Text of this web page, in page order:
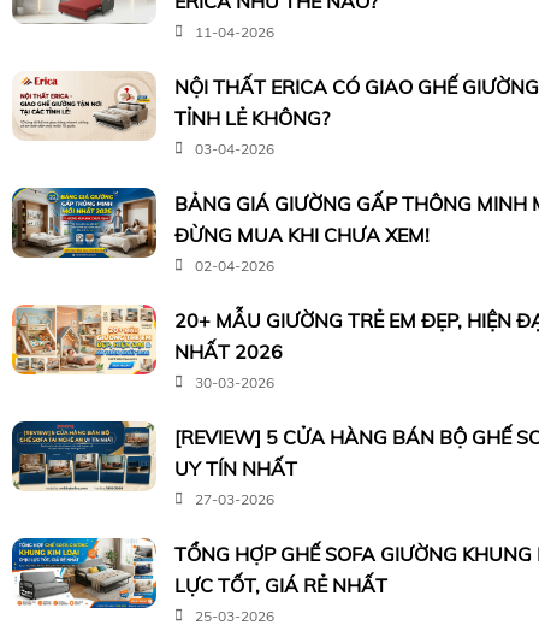
11-04-2026
NỘI THẤT ERICA CÓ GIAO GHẾ
TỈNH LẺ KHÔNG?
03-04-2026
BẢNG GIÁ GIƯỜNG GẤP THÔNG
ĐỪNG MUA KHI CHƯA XEM!
02-04-2026
20+ MẪU GIƯỜNG TRẺ EM ĐẸP, HIỆN
NHẤT 2026
30-03-2026
[REVIEW] 5 CỬA HÀNG BÁN BỘ GHẾ
UY TÍN NHẤT
27-03-2026
TỔNG HỢP GHẾ SOFA GIƯỜNG
LỰC TỐT, GIÁ RẺ NHẤT
25-03-2026